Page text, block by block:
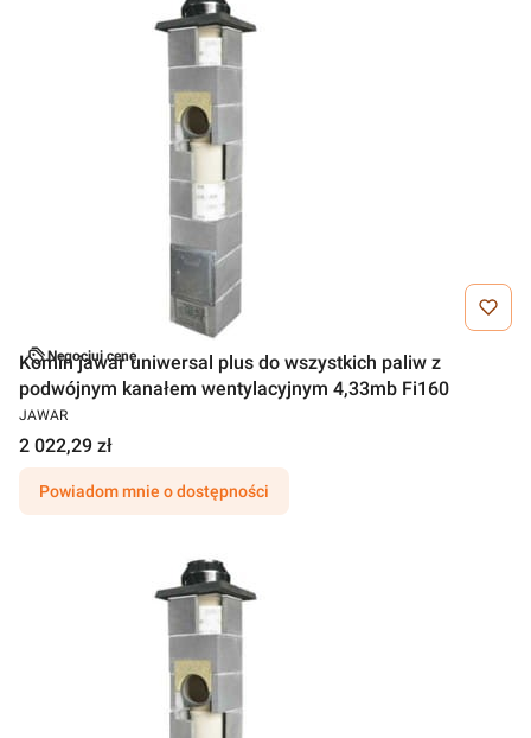
Negocjuj cenę
Komin jawar uniwersal plus do wszystkich paliw z
podwójnym kanałem wentylacyjnym 4,33mb Fi160
JAWAR
2 022,29 zł
Powiadom mnie o dostępności